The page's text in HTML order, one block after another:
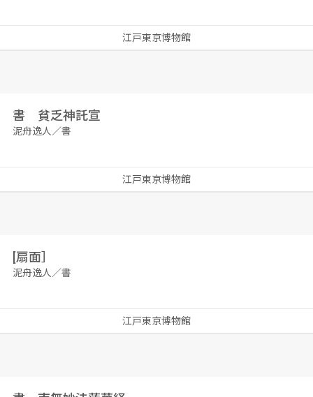
江戸東京博物館
書 貧乏神託宣
泥舟逸人／書
江戸東京博物館
[扇面］
泥舟逸人／書
江戸東京博物館